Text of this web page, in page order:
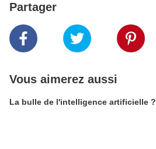
Partager
Vous aimerez aussi
La bulle de l'intelligence artificielle ?